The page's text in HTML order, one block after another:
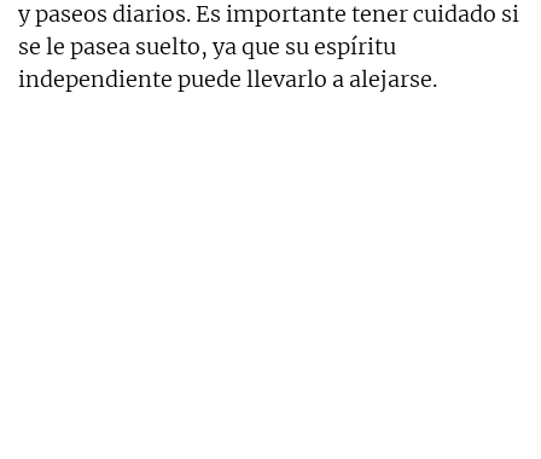
y paseos diarios. Es importante tener cuidado si
se le pasea suelto, ya que su espíritu
independiente puede llevarlo a alejarse.